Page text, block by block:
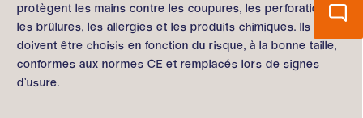
protègent les mains contre les coupures, les perforations,
les brûlures, les allergies et les produits chimiques. Ils
doivent être choisis en fonction du risque, à la bonne taille,
conformes aux normes CE et remplacés lors de signes
d’usure.